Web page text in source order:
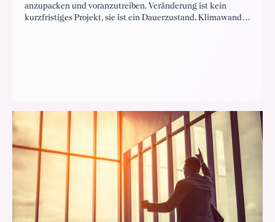
anzupacken und voranzutreiben. Veränderung ist kein
kurzfristiges Projekt, sie ist ein Dauerzustand. Klimawandel,